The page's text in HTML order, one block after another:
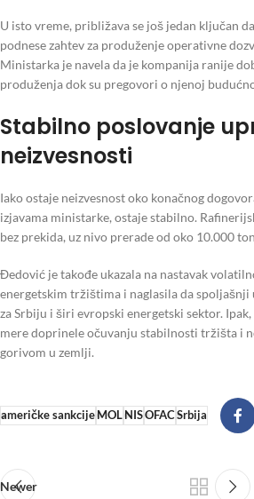
U isto vreme, približava se još jedan ključan
podnese zahtev za produženje operativne
Ministarka je navela da je kompanija ranije
produženja dok su pregovori o njenoj
Stabilno poslovanje
neizvesnosti
Iako ostaje neizvesnost oko konačnog
izjavama ministarke, ostaje stabilno.
bez prekida, uz nivo prerade od oko 10.000
Đedović je takođe ukazala na nastavak
energetskim tržištima i naglasila da
za Srbiju i širi evropski energetski sektor.
mere doprinele očuvanju stabilnosti tržišta i
gorivom u zemlji.
američke sankcijeMOLNISOFACSrbija
Newer